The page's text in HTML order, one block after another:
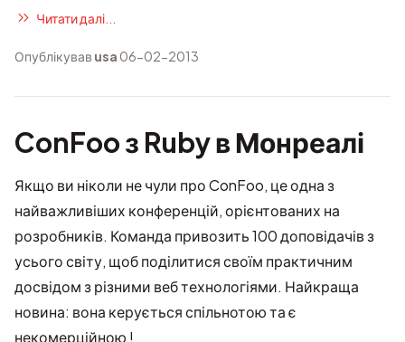
Читати далі...
Опублікував usa 06-02-2013
ConFoo з Ruby в Монреалі
Якщо ви ніколи не чули про ConFoo, це одна з
найважливіших конференцій, орієнтованих на
розробників. Команда привозить 100 доповідачів з
усього світу, щоб поділитися своїм практичним
досвідом з різними веб технологіями. Найкраща
новина: вона керується спільнотою та є
некомерційною !